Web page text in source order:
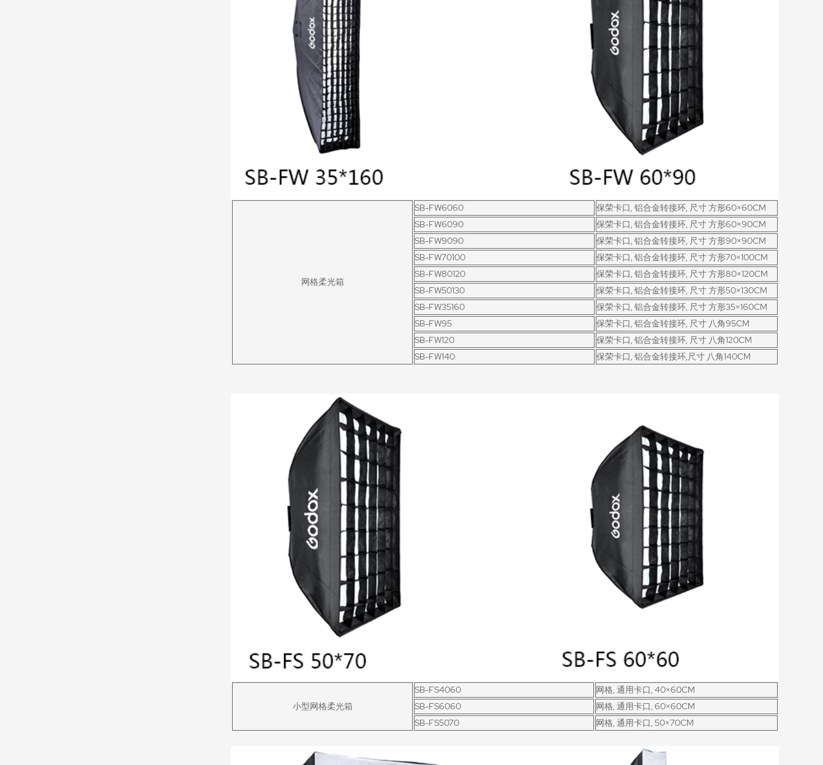
网格柔光箱
SB-FW6060
保荣卡口, 铝合金转接环, 尺寸 方形60×60CM
SB-FW6090
保荣卡口, 铝合金转接环, 尺寸 方形60×90CM
SB-FW9090
保荣卡口, 铝合金转接环, 尺寸 方形90×90CM
SB-FW70100
保荣卡口, 铝合金转接环, 尺寸 方形70×100CM
SB-FW80120
保荣卡口, 铝合金转接环, 尺寸 方形80×120CM
SB-FW50130
保荣卡口, 铝合金转接环, 尺寸 方形50×130CM
SB-FW35160
保荣卡口, 铝合金转接环, 尺寸 方形35×160CM
SB-FW95
保荣卡口, 铝合金转接环, 尺寸 八角95CM
SB-FW120
保荣卡口, 铝合金转接环, 尺寸 八角120CM
SB-FW140
保荣卡口, 铝合金转接环,尺寸 八角140CM
小型网格柔光箱
SB-FS4060
网格, 通用卡口, 40×60CM
SB-FS6060
网格, 通用卡口, 60×60CM
SB-FS5070
网格, 通用卡口, 50×70CM